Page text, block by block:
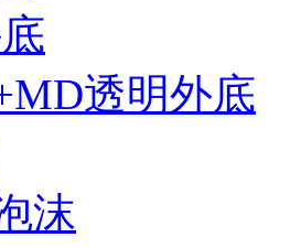
透明外底
沫